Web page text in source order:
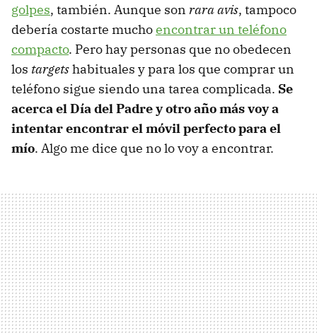
golpes, también. Aunque son rara avis, tampoco
debería costarte muchoencontrar un teléfono
compacto. Pero hay personas que no obedecen
los targetshabituales y para los que comprar un
teléfono sigue siendo una tarea complicada. Se
acerca el Día del Padre y otro año más voy a
intentar encontrar el móvil perfecto para el
mío. Algo me dice que no lo voy a encontrar.